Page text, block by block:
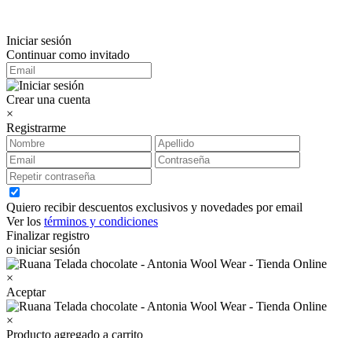
Iniciar sesión
Continuar como invitado
Crear una cuenta
×
Registrarme
Quiero recibir descuentos exclusivos y novedades por email
Ver los términos y condiciones
Finalizar registro
o iniciar sesión
×
Aceptar
×
Producto agregado a carrito